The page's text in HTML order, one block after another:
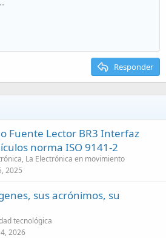
Responder
Fuente Lector BR3 Interfaz
norma ISO 9141-2
La Electrónica en movimiento
2025
sus acrónimos, su
tecnológica
2026